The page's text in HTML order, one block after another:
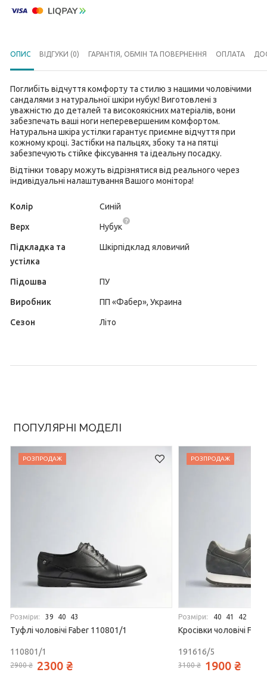
ОПИС ВІДГУКИ (0) ГАРАНТІЯ, ОБМІН ТА ПОВЕРНЕННЯ ОПЛАТА
Поглибіть відчуття комфорту та стилю з нашими чоловічими
сандалями з натуральної шкіри нубук! Виготовлені з
уважністю до деталей та високоякісних матеріалів, вони
забезпечать ваші ноги неперевершеним комфортом.
Натуральна шкіра устілки гарантує приємне відчуття при
кожному кроці. Застібки на пальцях, збоку та на пятці
забезпечують стійке фіксування та ідеальну посадку.
Відтінки товару можуть відрізнятися від реального через
індивідуальні налаштування Вашого монітора!
Колір Синій
Верх Нубук
Підкладка та
устілка
Шкірпідклад яловичий
Підошва ПУ
Виробник ПП «Фабер», Украина
Сезон Літо
ПОПУЛЯРНІ МОДЕЛІ
РОЗПРОДАЖ
Розміри: 39 40 43
Туфлі чоловічі Faber 110801/1
110801/1
2900 ₴ 2300 ₴
РОЗПРОДАЖ
Розміри: 40 41 42
Кросівки чоловічі
191616/5
3100 ₴ 1900 ₴